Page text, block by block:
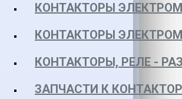
КОНТАКТОРЫ
КОНТАКТОРЫ
КОНТАКТОРЫ, РЕЛЕ -
ЗАПЧАСТИ К